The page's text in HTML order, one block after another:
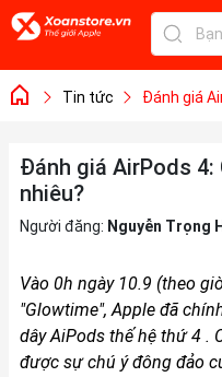
Tin tức Đánh giá
Đánh giá AirPods 4:
nhiêu?
Người đăng: Nguyễn Trọng
Vào 0h ngày 10.9 (theo
"Glowtime", Apple đã
dây AiPods thế hệ thứ 4 .
được sự chú ý đông đảo